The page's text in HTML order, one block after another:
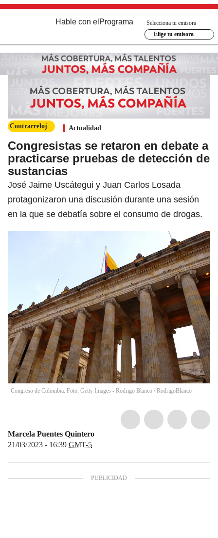
Hable con el Programa
Selecciona tu emisora
Elige tu emisora
Contrarreloj Actualidad
Congresistas se retaron en debate a
practicarse pruebas de detección de
sustancias
José Jaime Uscátegui y Juan Carlos Losada
protagonizaron una discusión durante una sesión
en la que se debatía sobre el consumo de drogas.
Congreso de Colombia. Foto: Getty Images - Rodrigo Blanco / RodrigoBlanco
Marcela Puentes Quintero
21/03/2023 - 16:39 GMT-5